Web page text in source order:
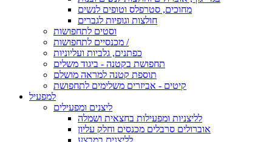
מחוכים, סטרפלס וטופים לנשים
חולצות וגופיות לגברים
וסטים לתחפושות
מכנסיים לתחפושות /
כפתנים, גלביות ועליוניות
תחפושת בקטנה - ביגוד משלים
תוספת קטנה למראה מושלם
קיטים - אביזרים משלימים לתחפושת
למפעיל
ליצנים ומפעילים
לליצניות ומפעילות בחצאית ושמלה
אוברולים סרבלים מכנסים וחלק עליון
לליצנים במבצע